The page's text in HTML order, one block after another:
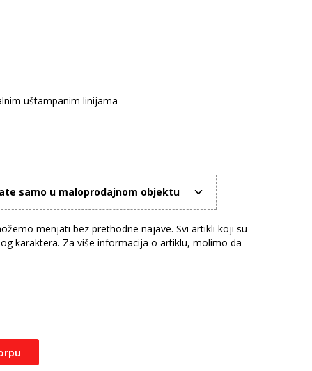
uštampanim linijama
samo u maloprodajnom objektu
menjati bez prethodne najave. Svi artikli koji su
karaktera. Za više informacija o artiklu, molimo da